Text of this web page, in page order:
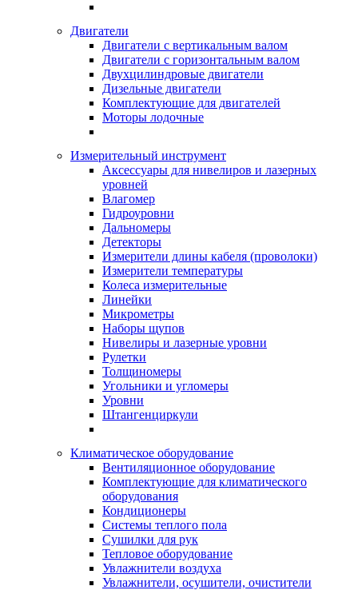
Двигатели
Двигатели с вертикальным валом
Двигатели с горизонтальным валом
Двухцилиндровые двигатели
Дизельные двигатели
Комплектующие для двигателей
Моторы лодочные
Измерительный инструмент
Аксессуары для нивелиров и лазерных
уровней
Влагомер
Гидроуровни
Дальномеры
Детекторы
Измерители длины кабеля (проволоки)
Измерители температуры
Колеса измерительные
Линейки
Микрометры
Наборы щупов
Нивелиры и лазерные уровни
Рулетки
Толщиномеры
Угольники и угломеры
Уровни
Штангенциркули
Климатическое оборудование
Вентиляционное оборудование
Комплектующие для климатического
оборудования
Кондиционеры
Системы теплого пола
Сушилки для рук
Тепловое оборудование
Увлажнители воздуха
Увлажнители, осушители, очистители